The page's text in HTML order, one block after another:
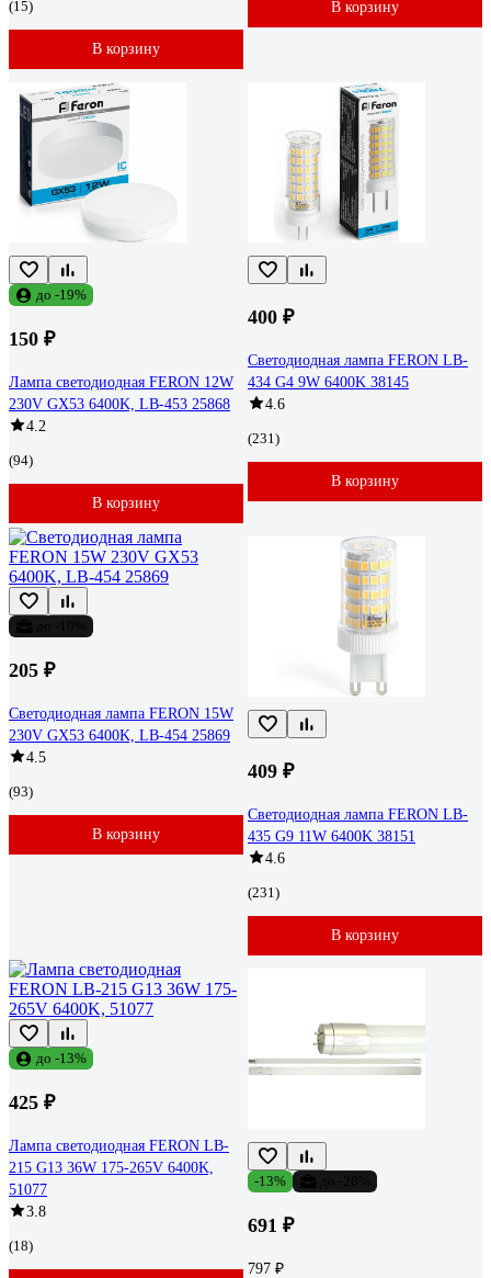
(15)
В корзину
В корзину
до -19%
150 ₽
Лампа cветодиодная FERON 12W
230V GX53 6400K, LB-453 25868
4.2
(94)
В корзину
400 ₽
Светодиодная лампа FERON LB-
434 G4 9W 6400K 38145
4.6
(231)
В корзину
205 ₽
Светодиодная лампа FERON 15W
230V GX53 6400K, LB-454 25869
4.5
(93)
В корзину
409 ₽
Светодиодная лампа FERON LB-
435 G9 11W 6400K 38151
4.6
(231)
В корзину
до -13%
425 ₽
Лампа светодиодная FERON LB-
215 G13 36W 175-265V 6400K,
51077
3.8
(18)
-13%
691 ₽
797 ₽